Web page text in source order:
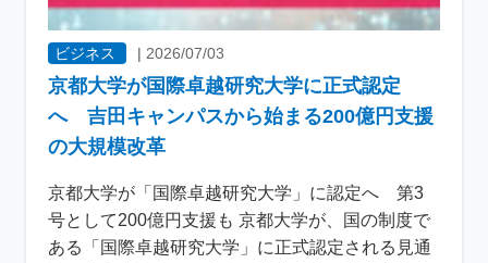
ビジネス | 2026/07/03
京都大学が国際卓越研究大学に正式認定
へ 吉田キャンパスから始まる200億円支援
の大規模改革
京都大学が「国際卓越研究大学」に認定へ 第3
号として200億円支援も 京都大学が、国の制度で
ある「国際卓越研究大学」に正式認定される見通